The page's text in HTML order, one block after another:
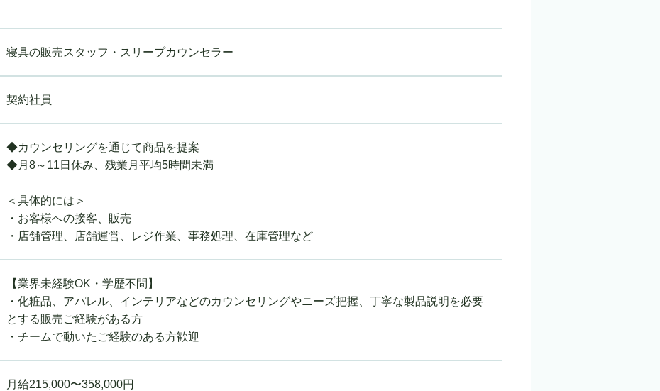
寝具の販売スタッフ・スリープカウンセラー
契約社員
◆カウンセリングを通じて商品を提案
◆月8～11日休み、残業月平均5時間未満
＜具体的には＞
・お客様への接客、販売
・店舗管理、店舗運営、レジ作業、事務処理、在庫管理など
【業界未経験OK・学歴不問】
・化粧品、アパレル、インテリアなどのカウンセリングやニーズ把握、丁寧な製品説明を必要
とする販売ご経験がある方
・チームで動いたご経験のある方歓迎
月給215,000〜358,000円